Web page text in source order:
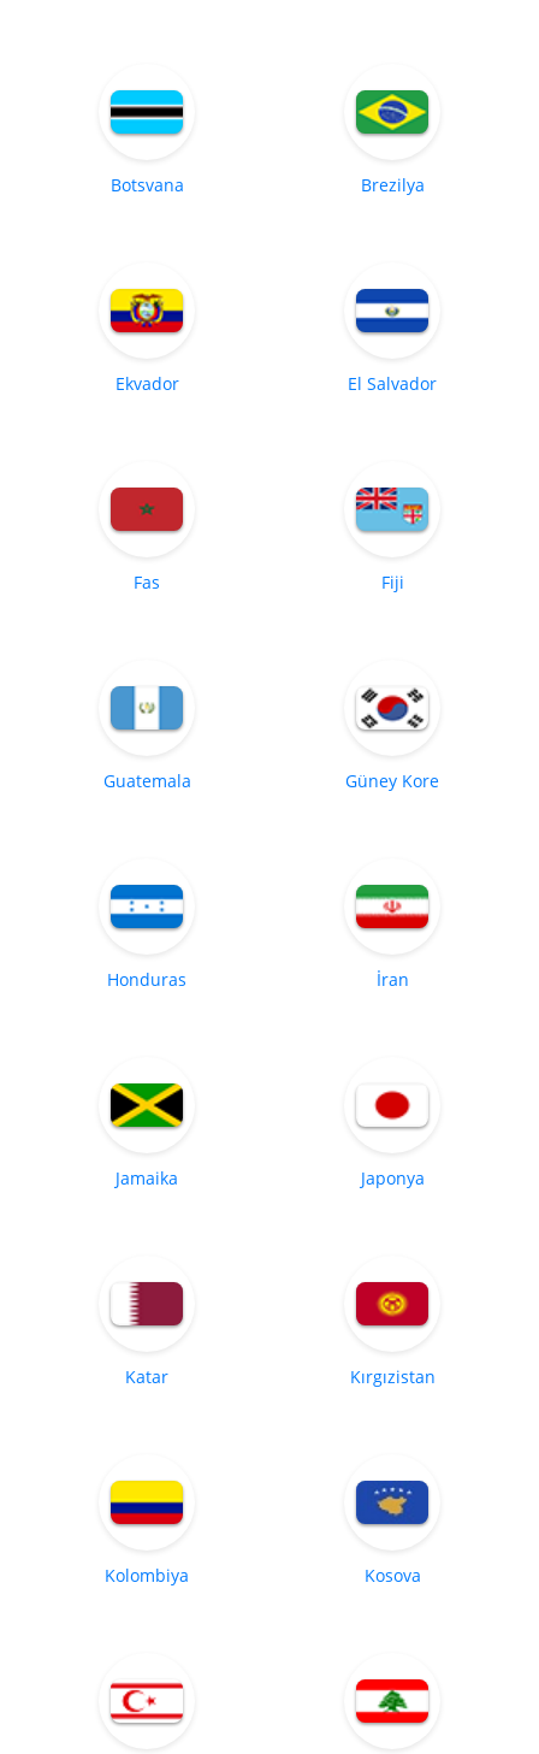
Botsvana Brezilya
Ekvador El Salvador
Fas Fiji
Guatemala Güney Kore
Honduras İran
Jamaika Japonya
Katar Kırgızistan
Kolombiya Kosova